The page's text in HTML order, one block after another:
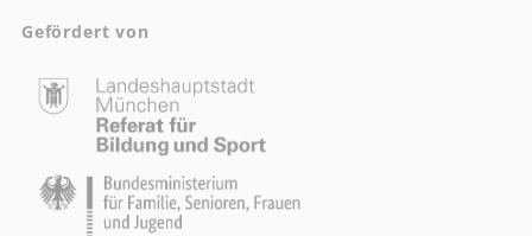
Gefördert von